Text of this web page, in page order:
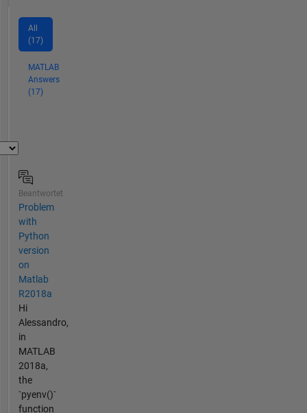
All
(17)
MATLAB
Answers
(17)
Beantwortet
Problem
with
Python
version
on
Matlab
R2018a
Hi
Alessandro,
in
MATLAB
2018a,
the
`pyenv()`
function